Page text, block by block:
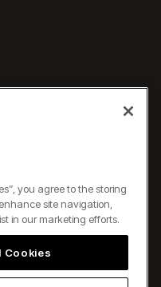
Rechte vorbehalten
©2026
you agree to the storing
site navigation,
in our marketing efforts.
Cookies